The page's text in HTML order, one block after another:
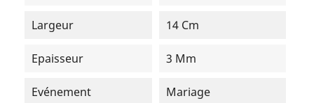
Largeur 14 Cm
Epaisseur 3 Mm
Evénement Mariage